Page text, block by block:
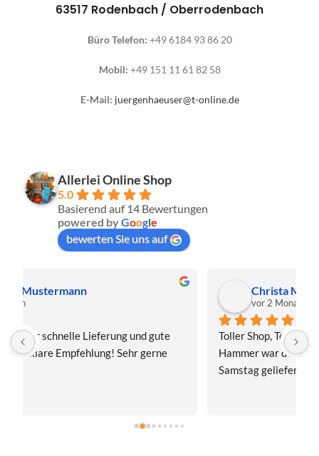
63517 Rodenbach / Oberrodenbach
Büro Telefon: +49 6184 93 86 20
Mobil: +49 151 11 61 82 58
E-Mail: juergenhaeuser@t-online.de
Allerlei Online Shop
5.0
Basierend auf 14 Bewertungen
powered byGoogle
bewerten Sie uns auf
Christa Meis
Toller Shop, Top Qualität. Aber der absolute
Hammer war der Turboversand!!! Freitag bestellt,
Samstag geliefert! Mega, nur zu empfehlen👍